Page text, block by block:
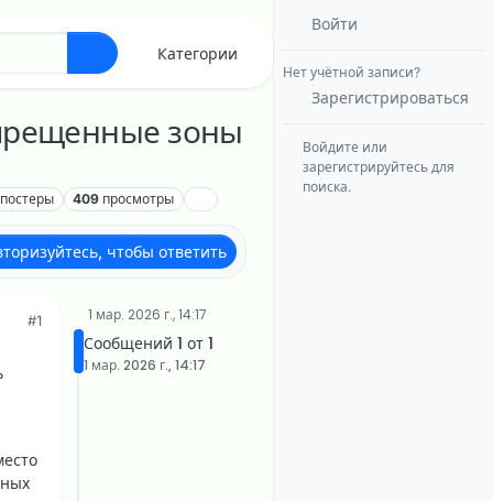
Категории
зоны
постеры 409 просмотры
чтобы ответить
#1 1 мар. 2026 г., 14:17
Сообщений 1 от 1
1 мар. 2026 г., 14:17
Войти
Нет учётной записи?
Зарегистрироваться
Войдите или
зарегистрируйтесь для
поиска.